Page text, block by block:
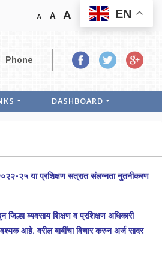
A A A EN
Phone
DASHBOARD
या प्रशिक्षण सत्रात संलग्नता नुतनीकरण
व्यवसाय शिक्षण व प्रशिक्षण अधिकारी
आहे. वरील बाबींचा विचार करुन अर्ज सादर